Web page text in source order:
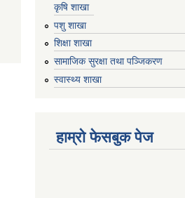
कृषि शाखा
पशु शाखा
शिक्षा शाखा
सामाजिक सुरक्षा तथा पञ्जिकरण
स्वास्थ्य शाखा
हाम्रो फेसबुक पेज